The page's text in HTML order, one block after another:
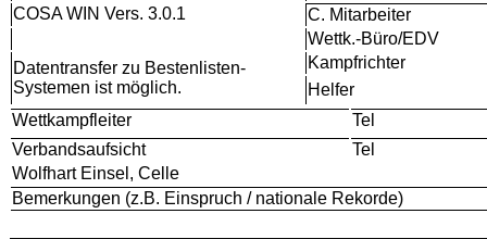
COSA WIN Vers. 3.0.1
C. Mitarbeiter
Wettk.-Büro/EDV
Datentransfer zu Bestenlisten-
Systemen ist möglich.
Kampfrichter
Helfer
Wettkampfleiter
Tel
Verbandsaufsicht
Tel
Wolfhart Einsel, Celle
Bemerkungen (z.B. Einspruch / nationale Rekorde)